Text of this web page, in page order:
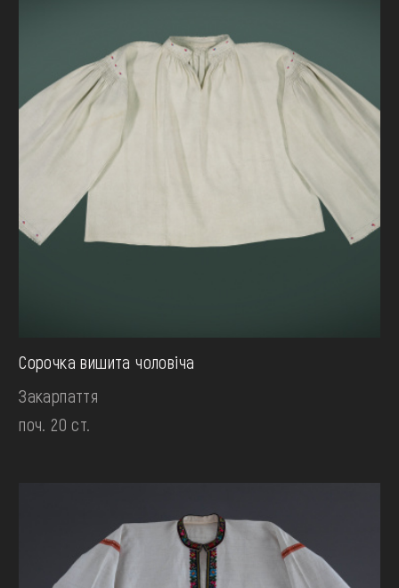
Сорочка вишита чоловіча
Закарпаття
поч. 20 ст.